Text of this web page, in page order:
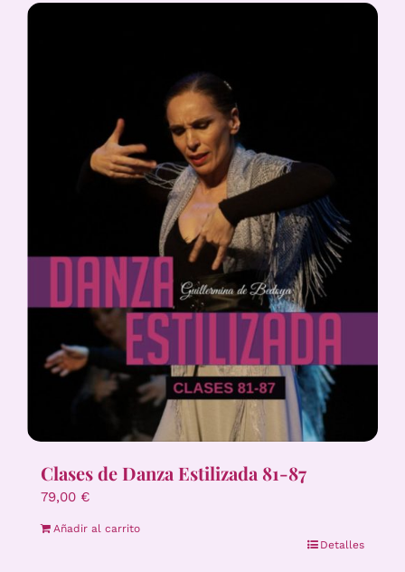
Clases de Danza Estilizada 81-87
79,00 €
Añadir al carrito
Detalles